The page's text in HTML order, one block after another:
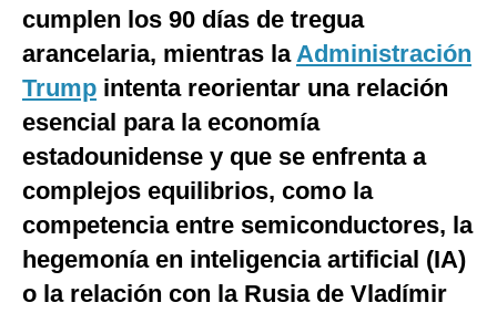
Club del Suscriptor
G de Gestión
Notas Contratadas
Podcast
Videos
cumplen los 90 días de tregua
arancelaria, mientras laAdministración
Trump intenta reorientar una relación
esencial para la economía
estadounidense y que se enfrenta a
complejos equilibrios, como la
competencia entre semiconductores, la
hegemonía en inteligencia artificial (IA)
o la relación con la Rusia de Vladímir